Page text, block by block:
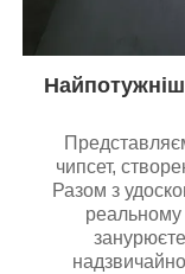
чипсет,
Разом з
реальному